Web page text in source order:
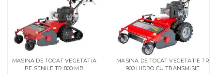
MASINA DE TOCAT VEGETATIA
PE SENILE TR 800 MB
MASINA DE TOCAT VEGETATIE TR
900 HIDRO CU TRANSMISIE